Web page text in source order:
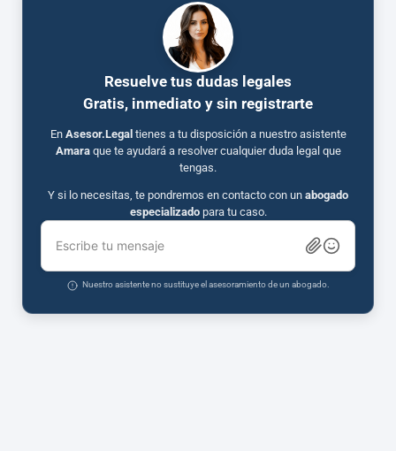
Resuelve tus dudas legales
Gratis, inmediato y sin registrarte
En Asesor.Legal tienes a tu disposición a nuestro asistente
Amaraque te ayudará a resolver cualquier duda legal que
tengas.
Y si lo necesitas, te pondremos en contacto con un abogado
especializadopara tu caso.
Escribe tu mensaje
Nuestro asistente no sustituye el asesoramiento de un abogado.